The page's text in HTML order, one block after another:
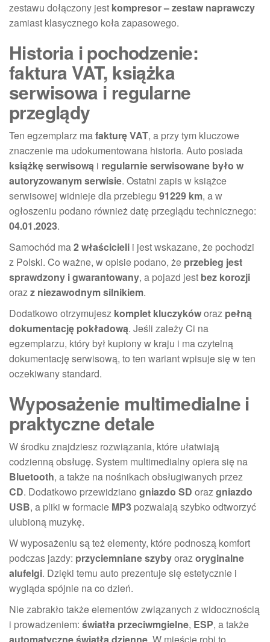
zestawu dołączony jest kompresor – zestaw naprawczy
zamiast klasycznego koła zapasowego.
Historia i pochodzenie:
faktura VAT, książka
serwisowa i regularne
przeglądy
Ten egzemplarz mafakturę VAT, a przy tym kluczowe
znaczenie ma udokumentowana historia. Auto posiada
książkę serwisową i regularnie serwisowane było w
autoryzowanym serwisie. Ostatni zapis w książce
serwisowej widnieje dla przebiegu 91229 km, a w
ogłoszeniu podano również datę przeglądu technicznego:
04.01.2023.
Samochód ma2 właścicieli i jest wskazane, że pochodzi
z Polski. Co ważne, w opisie podano, że przebieg jest
sprawdzony i gwarantowany, a pojazd jest bez korozji
orazz niezawodnym silnikiem.
Dodatkowo otrzymujesz komplet kluczykóworaz pełną
dokumentację pokładową. Jeśli zależy Ci na
egzemplarzu, który był kupiony w kraju i ma czytelną
dokumentację serwisową, to ten wariant wpisuje się w ten
oczekiwany standard.
Wyposażenie multimedialne i
praktyczne detale
W środku znajdziesz rozwiązania, które ułatwiają
codzienną obsługę. System multimedialny opiera się na
Bluetooth, a także na nośnikach obsługiwanych przez
CD. Dodatkowo przewidziano gniazdo SD orazgniazdo
USB, a pliki w formacie MP3 pozwalają szybko odtworzyć
ulubioną muzykę.
W wyposażeniu są też elementy, które podnoszą komfort
podczas jazdy: przyciemniane szybyorazoryginalne
alufelgi. Dzięki temu auto prezentuje się estetycznie i
wygląda spójnie na co dzień.
Nie zabrakło także elementów związanych z widocznością
i prowadzeniem: światła przeciwmgielne, ESP, a także